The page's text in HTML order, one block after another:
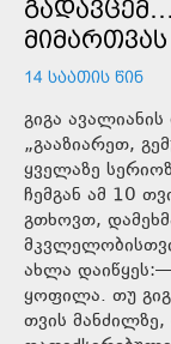
14 ᲡᲐᲐᲗᲘᲡ ᲬᲘᲜ
გიგა
„გააზიარეთ,
ყველაზე
ჩემგან ამ 10
გთხოვთ,
ახლა
ყოფილა. თუ
თვის